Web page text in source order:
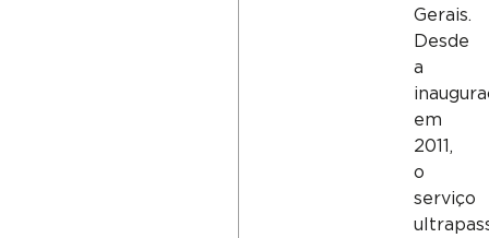
Gerais.
Desde
a
em
2011,
o
serviço